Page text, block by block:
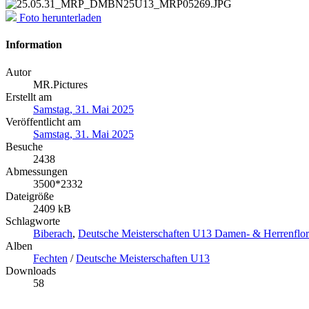
Foto herunterladen
Information
Autor
MR.Pictures
Erstellt am
Samstag, 31. Mai 2025
Veröffentlicht am
Samstag, 31. Mai 2025
Besuche
2438
Abmessungen
3500*2332
Dateigröße
2409 kB
Schlagworte
Biberach, Deutsche Meisterschaften U13 Damen- &
Alben
Fechten /Deutsche Meisterschaften U13
Downloads
58